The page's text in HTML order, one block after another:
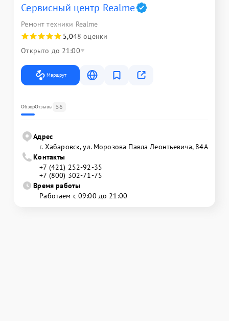
Сервисный центр Realme
Ремонт техники Realme
5,048 оценки
Открыто до 21:00
Маршрут
ОбзорОтзывы 56
Адрес
г. Хабаровск, ул. Морозова Павла Леонтьевича, 84А
Контакты
+7 (421) 252-92-35
+7 (800) 302-71-75
Время работы
Работаем с 09:00 до 21:00